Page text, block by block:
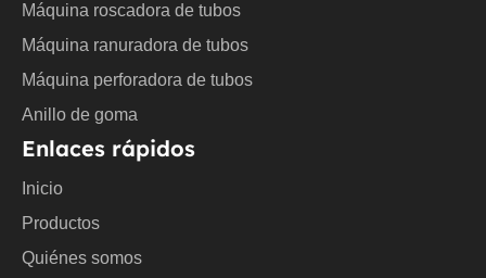
Máquina roscadora de tubos
Máquina ranuradora de tubos
Máquina perforadora de tubos
Anillo de goma
Enlaces rápidos
Inicio
Productos
Quiénes somos